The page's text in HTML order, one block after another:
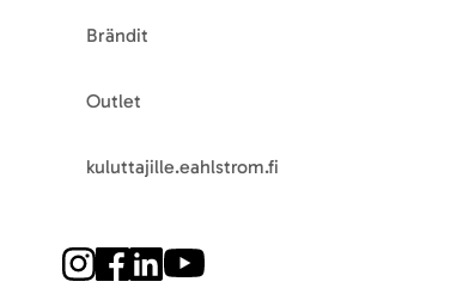
Brändit
Outlet
kuluttajille.eahlstrom.fi